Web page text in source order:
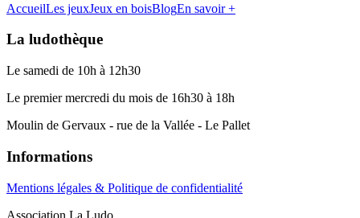
AccueilLes jeuxJeux en boisBlogEn savoir +
La ludothèque
Le samedi de 10h à 12h30
Le premier mercredi du mois de 16h30 à 18h
Moulin de Gervaux - rue de la Vallée - Le Pallet
Informations
Mentions légales & Politique de confidentialité
Association La Ludo